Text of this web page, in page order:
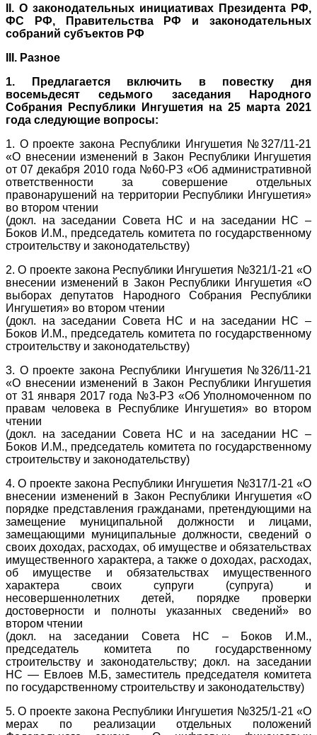
II. О законодательных инициативах Президента РФ,
ФС РФ, Правительства РФ и законодательных
собраний субъектов РФ
III. Разное
1. Предлагается включить в повестку дня
восемьдесят седьмого заседания Народного
Собрания Республики Ингушетия на 25 марта 2021
года следующие вопросы:
1. О проекте закона Республики Ингушетия №327/11-21
«О внесении изменений в Закон Республики Ингушетия
от 07 декабря 2010 года №60-РЗ «Об административной
ответственности за совершение отдельных
правонарушений на территории Республики Ингушетия»
во втором чтении
(докл. на заседании Совета НС и на заседании НС –
Боков И.М., председатель комитета по государственному
строительству и законодательству)
2. О проекте закона Республики Ингушетия №321/1-21 «О
внесении изменений в Закон Республики Ингушетия «О
выборах депутатов Народного Собрания Республики
Ингушетия» во втором чтении
(докл. на заседании Совета НС и на заседании НС –
Боков И.М., председатель комитета по государственному
строительству и законодательству)
3. О проекте закона Республики Ингушетия №326/11-21
«О внесении изменений в Закон Республики Ингушетия
от 31 января 2017 года №3-РЗ «Об Уполномоченном по
правам человека в Республике Ингушетия» во втором
чтении
(докл. на заседании Совета НС и на заседании НС –
Боков И.М., председатель комитета по государственному
строительству и законодательству)
4. О проекте закона Республики Ингушетия №317/1-21 «О
внесении изменений в Закон Республики Ингушетия «О
порядке представления гражданами, претендующими на
замещение муниципальной должности и лицами,
замещающими муниципальные должности, сведений о
своих доходах, расходах, об имуществе и обязательствах
имущественного характера, а также о доходах, расходах,
об имуществе и обязательствах имущественного
характера своих супруги (супруга) и
несовершеннолетних детей, порядке проверки
достоверности и полноты указанных сведений» во
втором чтении
(докл. на заседании Совета НС – Боков И.М.,
председатель комитета по государственному
строительству и законодательству; докл. на заседании
НС — Евлоев М.Б, заместитель председателя комитета
по государственному строительству и законодательству)
5. О проекте закона Республики Ингушетия №325/1-21 «О
мерах по реализации отдельных положений